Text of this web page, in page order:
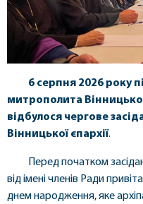
6 серпня 2026 року
митрополита
відбулося чергове
Вінницької єпархії.
Перед початком
від імені членів Ради
днем народження, яке